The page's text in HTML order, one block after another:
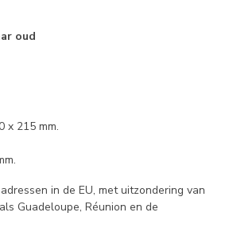
oud
x 215 mm.
in de EU, met uitzondering van
Guadeloupe, Réunion en de